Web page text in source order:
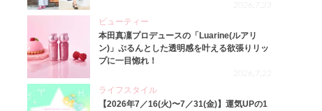
2026.7.23
ビューティー
本田真凜プロデュースの「Luarine(ルアリ
ン)」ぷるんとした透明感を叶える欲張りリッ
プに一目惚れ！
2026.7.22
ライフスタイル
【2026年7／16(火)〜7／31(金)】運気UPの1